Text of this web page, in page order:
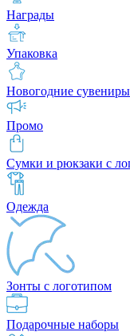
Награды
Упаковка
Новогодние сувениры
Промо
Сумки и рюкзаки с
Одежда
Зонты с логотипом
Подарочные наборы